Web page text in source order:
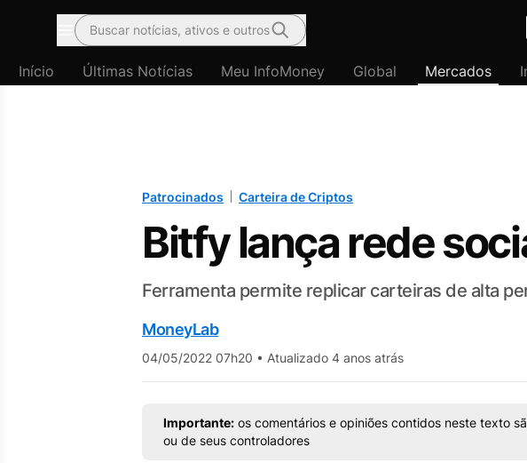
Menu
Buscar notícias, ativos e outros
Início Últimas Notícias Meu InfoMoney Global Mercados
Patrocinados Carteira de Criptos
Bitfy lança rede
Ferramenta permite replicar carteiras de alta
MoneyLab
04/05/2022 07h20 • Atualizado 4 anos atrás
Importante: os comentários e opiniões contidos neste texto
ou de seus controladores